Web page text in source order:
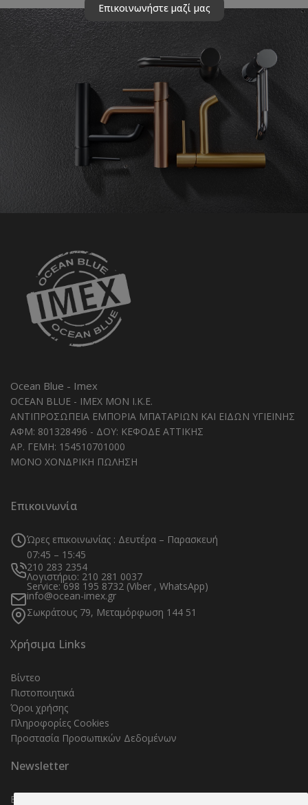
Επικοινωνήστε μαζί μας
Ocean Blue - Imex
OCEAN BLUE - IMEX MON I.K.E.
ΑΝΤΙΠΡΟΣΩΠΕΙΑ ΕΜΠΟΡΙΑ ΜΠΑΤΑΡΙΩΝ ΚΑΙ ΕΙΔΩΝ ΥΓΙΕΙΝΗΣ
ΑΦΜ: 801328496 - ΔΟΥ: ΚΕΦΟΔΕ ΑΤΤΙΚΗΣ
ΑΡ. ΓΕΜΗ: 154510701000
ΜΟΝΟ ΧΟΝΔΡΙΚΗ ΠΩΛΗΣΗ
Επικοινωνία
Ώρες επικοινωνίας : Δευτέρα – Παρασκευή
07:45 – 15:45
210 283 2354
Λογιστήριο: 210 281 0037
Service: 698 195 8732 (Viber , WhatsApp)
info@ocean-imex.gr
Σωκράτους 79, Μεταμόρφωση 144 51
Χρήσιμα Links
Βίντεο
Πιστοποιητικά
Όροι χρήσης
Πληροφορίες Cookies
Προστασία Προσωπικών Δεδομένων
Newsletter
Εγγραφείτε στο Newsletter μας για να μαθαίνετε όλα τα νέα και